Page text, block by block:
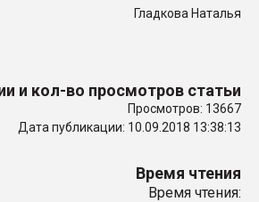
Гладкова Наталья
и кол-во просмотров статьи
Просмотров: 13667
Дата публикации: 10.09.2018 13:38:13
Время чтения
Время чтения: